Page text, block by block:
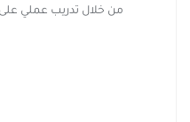
من خلال تدريب عملي